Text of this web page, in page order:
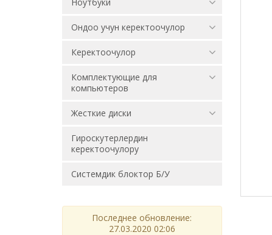
Ондоо учун керектоочулор
Керектоочулор
Комплектующие для
компьютеров
Жесткие диски
Гироскутерлердин
керектоочулору
Системдик блоктор Б/У
Последнее обновление:
27.03.2020 02:06